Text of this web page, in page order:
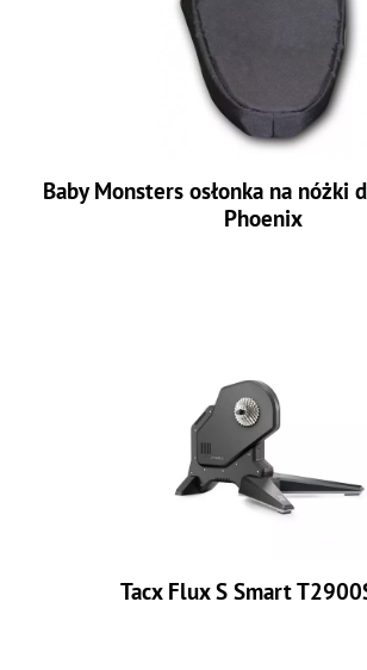
Baby Monsters osłonka na nóżki
Phoenix
Tacx Flux S Smart